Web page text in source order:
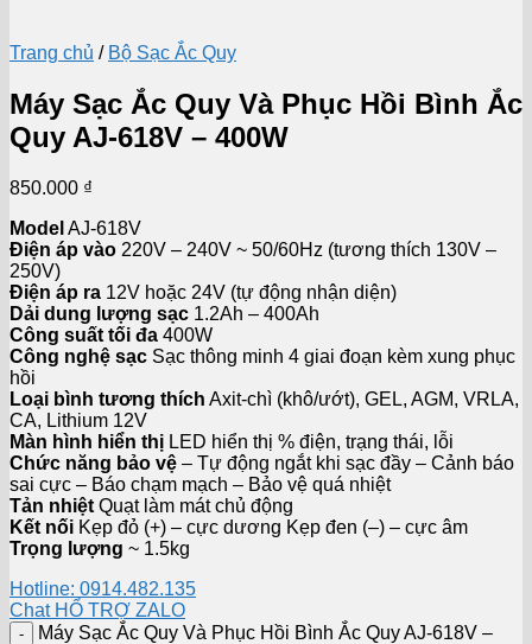
Trang chủ / Bộ Sạc Ắc Quy
Máy Sạc Ắc Quy Và Phục Hồi Bình Ắc
Quy AJ-618V – 400W
850.000 ₫
Model AJ-618V
Điện áp vào 220V – 240V ~ 50/60Hz (tương thích 130V –
250V)
Điện áp ra 12V hoặc 24V (tự động nhận diện)
Dải dung lượng sạc 1.2Ah – 400Ah
Công suất tối đa 400W
Công nghệ sạc Sạc thông minh 4 giai đoạn kèm xung phục
hồi
Loại bình tương thích Axit-chì (khô/ướt), GEL, AGM, VRLA,
CA, Lithium 12V
Màn hình hiển thị LED hiển thị % điện, trạng thái, lỗi
Chức năng bảo vệ – Tự động ngắt khi sạc đầy – Cảnh báo
sai cực – Báo chạm mạch – Bảo vệ quá nhiệt
Tản nhiệt Quạt làm mát chủ động
Kết nối Kẹp đỏ (+) – cực dương Kẹp đen (–) – cực âm
Trọng lượng ~ 1.5kg
Hotline: 0914.482.135
Chat HỔ TRỢ ZALO
Máy Sạc Ắc Quy Và Phục Hồi Bình Ắc Quy AJ-618V –